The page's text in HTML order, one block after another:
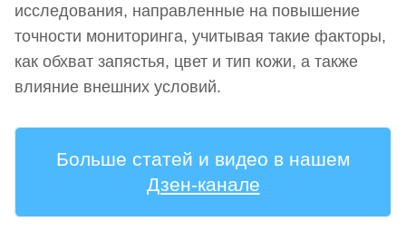
исследования, направленные на повышение
точности мониторинга, учитывая такие факторы,
как обхват запястья, цвет и тип кожи, а также
влияние внешних условий.
Больше статей и видео в нашем
Дзен-канале